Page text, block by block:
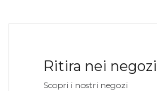
Ritira nei negozi
Scopri i nostri negozi